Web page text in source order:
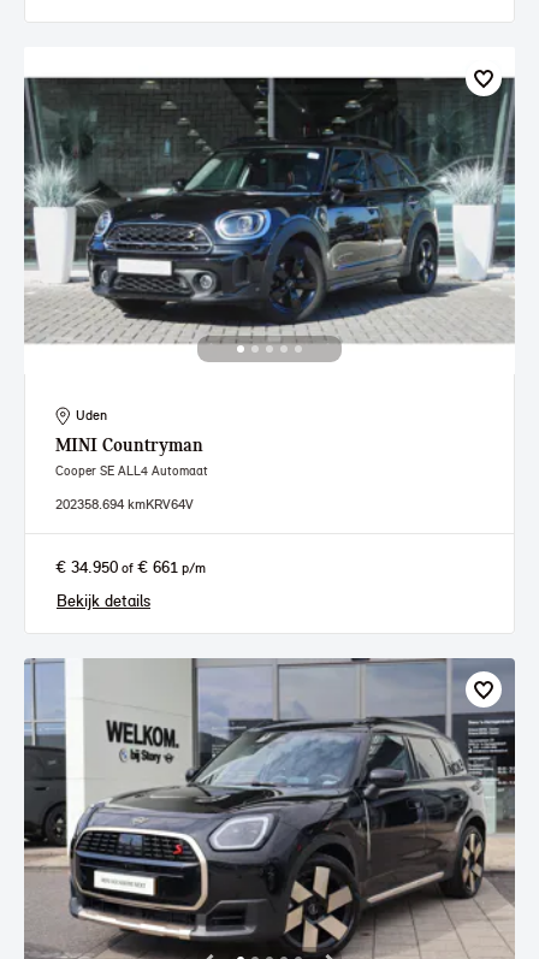
Uden
MINI Countryman
Cooper SE ALL4 Automaat
202358.694 kmKRV64V
€ 34.950 of € 661 p/m
Bekijk details